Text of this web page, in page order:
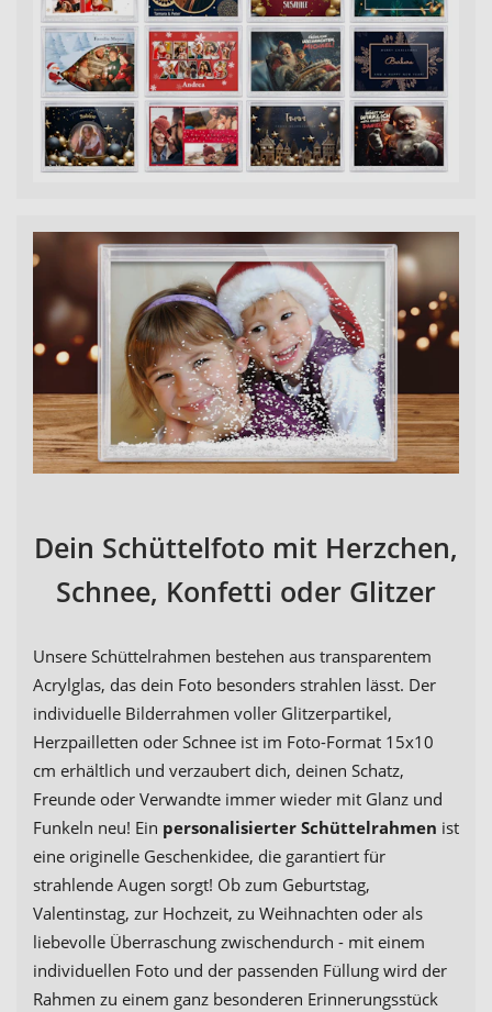
Dein Schüttelfoto mit Herzchen,
Schnee, Konfetti oder Glitzer
Unsere Schüttelrahmen bestehen aus transparentem
Acrylglas, das dein Foto besonders strahlen lässt. Der
individuelle Bilderrahmen voller Glitzerpartikel,
Herzpailletten oder Schnee ist im Foto-Format 15x10
cm erhältlich und verzaubert dich, deinen Schatz,
Freunde oder Verwandte immer wieder mit Glanz und
Funkeln neu! Ein personalisierter Schüttelrahmen ist
eine originelle Geschenkidee, die garantiert für
strahlende Augen sorgt! Ob zum Geburtstag,
Valentinstag, zur Hochzeit, zu Weihnachten oder als
liebevolle Überraschung zwischendurch - mit einem
individuellen Foto und der passenden Füllung wird der
Rahmen zu einem ganz besonderen Erinnerungsstück